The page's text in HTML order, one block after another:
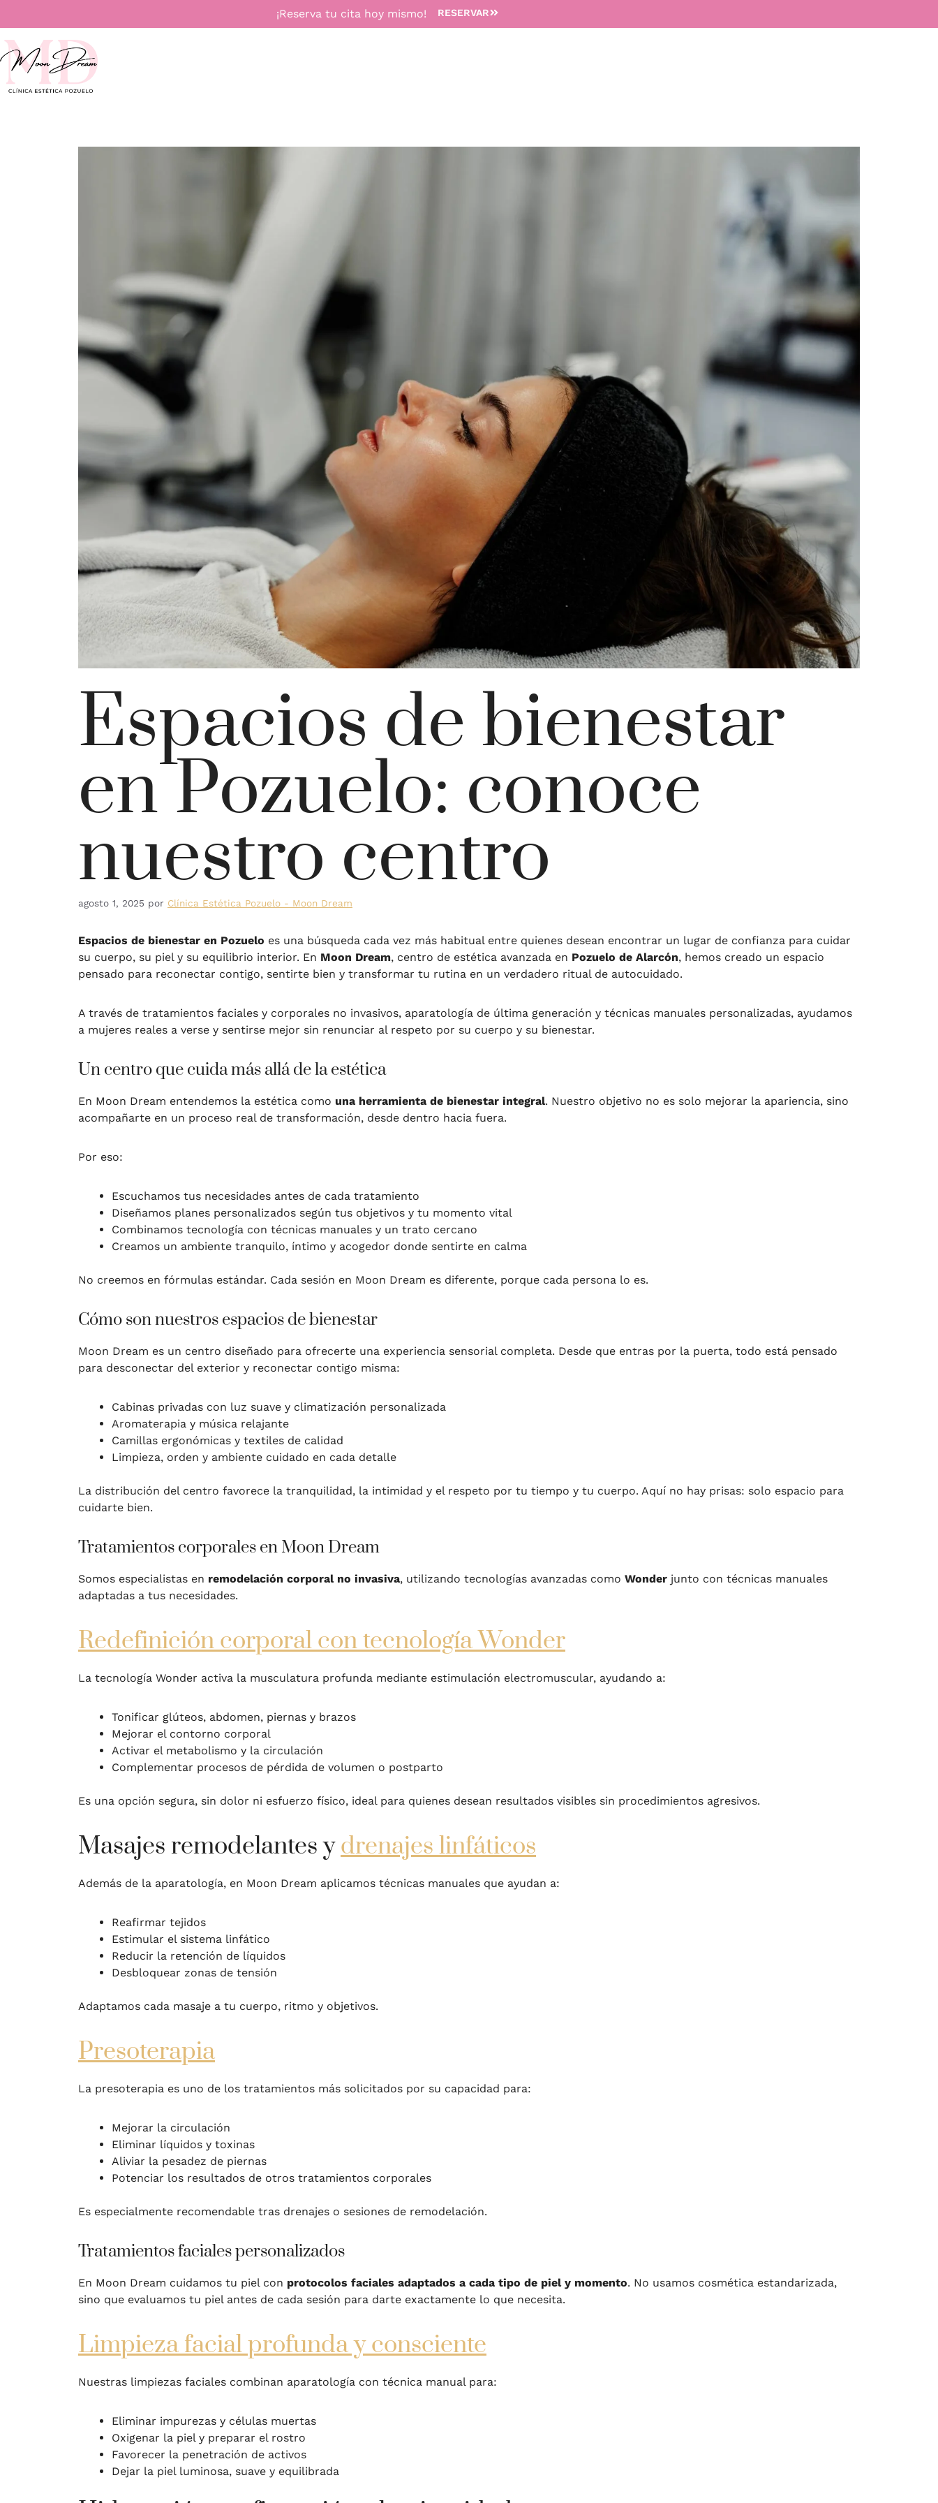
¡Reserva tu cita hoy mismo! RESERVAR
Espacios de bienestar
en Pozuelo: conoce
nuestro centro
agosto 1, 2025 por Clínica Estética Pozuelo - Moon Dream
Espacios de bienestar en Pozuelo es una búsqueda cada vez más habitual entre quienes desean encontrar un lugar de confianza para cuidar
su cuerpo, su piel y su equilibrio interior. En Moon Dream, centro de estética avanzada en Pozuelo de Alarcón, hemos creado un espacio
pensado para reconectar contigo, sentirte bien y transformar tu rutina en un verdadero ritual de autocuidado.
A través de tratamientos faciales y corporales no invasivos, aparatología de última generación y técnicas manuales personalizadas, ayudamos
a mujeres reales a verse y sentirse mejor sin renunciar al respeto por su cuerpo y su bienestar.
Un centro que cuida más allá de la estética
En Moon Dream entendemos la estética como una herramienta de bienestar integral. Nuestro objetivo no es solo mejorar la apariencia, sino
acompañarte en un proceso real de transformación, desde dentro hacia fuera.
Por eso:
Escuchamos tus necesidades antes de cada tratamiento
Diseñamos planes personalizados según tus objetivos y tu momento vital
Combinamos tecnología con técnicas manuales y un trato cercano
Creamos un ambiente tranquilo, íntimo y acogedor donde sentirte en calma
No creemos en fórmulas estándar. Cada sesión en Moon Dream es diferente, porque cada persona lo es.
Cómo son nuestros espacios de bienestar
Moon Dream es un centro diseñado para ofrecerte una experiencia sensorial completa. Desde que entras por la puerta, todo está pensado
para desconectar del exterior y reconectar contigo misma:
Cabinas privadas con luz suave y climatización personalizada
Aromaterapia y música relajante
Camillas ergonómicas y textiles de calidad
Limpieza, orden y ambiente cuidado en cada detalle
La distribución del centro favorece la tranquilidad, la intimidad y el respeto por tu tiempo y tu cuerpo. Aquí no hay prisas: solo espacio para
cuidarte bien.
Tratamientos corporales en Moon Dream
Somos especialistas en remodelación corporal no invasiva, utilizando tecnologías avanzadas como Wonder junto con técnicas manuales
adaptadas a tus necesidades.
Redefinición corporal con tecnología Wonder
La tecnología Wonder activa la musculatura profunda mediante estimulación electromuscular, ayudando a:
Tonificar glúteos, abdomen, piernas y brazos
Mejorar el contorno corporal
Activar el metabolismo y la circulación
Complementar procesos de pérdida de volumen o postparto
Es una opción segura, sin dolor ni esfuerzo físico, ideal para quienes desean resultados visibles sin procedimientos agresivos.
Masajes remodelantes ydrenajes linfáticos
Además de la aparatología, en Moon Dream aplicamos técnicas manuales que ayudan a:
Reafirmar tejidos
Estimular el sistema linfático
Reducir la retención de líquidos
Desbloquear zonas de tensión
Adaptamos cada masaje a tu cuerpo, ritmo y objetivos.
Presoterapia
La presoterapia es uno de los tratamientos más solicitados por su capacidad para:
Mejorar la circulación
Eliminar líquidos y toxinas
Aliviar la pesadez de piernas
Potenciar los resultados de otros tratamientos corporales
Es especialmente recomendable tras drenajes o sesiones de remodelación.
Tratamientos faciales personalizados
En Moon Dream cuidamos tu piel con protocolos faciales adaptados a cada tipo de piel y momento. No usamos cosmética estandarizada,
sino que evaluamos tu piel antes de cada sesión para darte exactamente lo que necesita.
Limpieza facial profunda y consciente
Nuestras limpiezas faciales combinan aparatología con técnica manual para:
Eliminar impurezas y células muertas
Oxigenar la piel y preparar el rostro
Favorecer la penetración de activos
Dejar la piel luminosa, suave y equilibrada